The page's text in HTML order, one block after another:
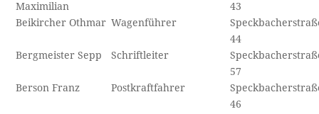
Maximilian
43
Beikircher Othmar Wagenführer
44
Bergmeister Sepp
Schriftleiter
57
Berson Franz
Postkraftfahrer
46